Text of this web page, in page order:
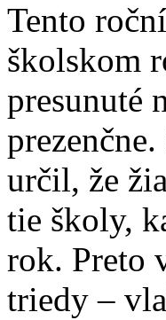
Tento
školskom
presunuté
určil, že
tie školy,
rok. Preto
triedy –